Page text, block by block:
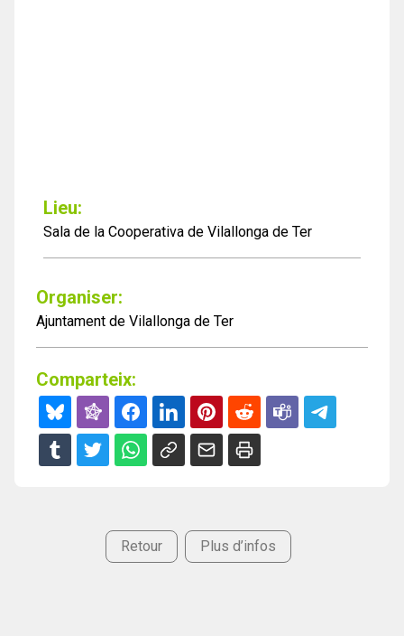
Lieu:
Sala de la Cooperativa de Vilallonga de Ter
Organiser:
Ajuntament de Vilallonga de Ter
Comparteix:
Retour Plus d’infos